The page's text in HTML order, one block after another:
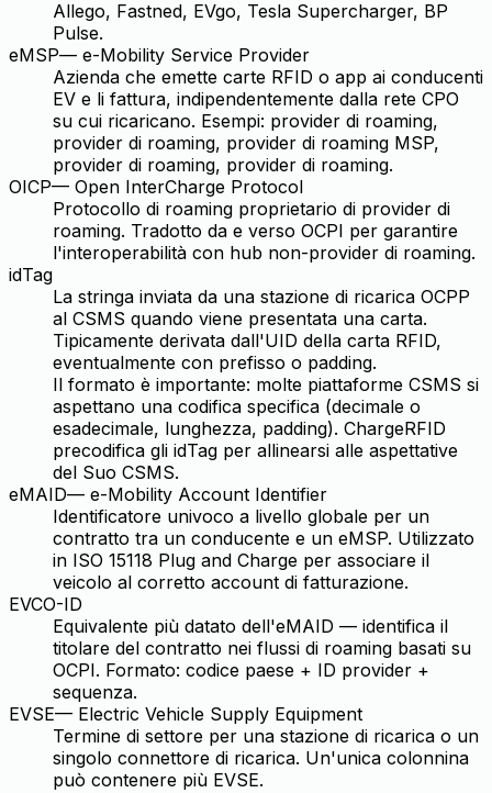
Allego, Fastned, EVgo, Tesla Supercharger, BP
Pulse.
eMSP— e-Mobility Service Provider
Azienda che emette carte RFID o app ai conducenti
EV e li fattura, indipendentemente dalla rete CPO
su cui ricaricano. Esempi: provider di roaming,
provider di roaming, provider di roaming MSP,
provider di roaming, provider di roaming.
OICP— Open InterCharge Protocol
Protocollo di roaming proprietario di provider di
roaming. Tradotto da e verso OCPI per garantire
l'interoperabilità con hub non-provider di roaming.
idTag
La stringa inviata da una stazione di ricarica OCPP
al CSMS quando viene presentata una carta.
Tipicamente derivata dall'UID della carta RFID,
eventualmente con prefisso o padding.
Il formato è importante: molte piattaforme CSMS si
aspettano una codifica specifica (decimale o
esadecimale, lunghezza, padding). ChargeRFID
precodifica gli idTag per allinearsi alle aspettative
del Suo CSMS.
eMAID— e-Mobility Account Identifier
Identificatore univoco a livello globale per un
contratto tra un conducente e un eMSP. Utilizzato
in ISO 15118 Plug and Charge per associare il
veicolo al corretto account di fatturazione.
EVCO-ID
Equivalente più datato dell'eMAID — identifica il
titolare del contratto nei flussi di roaming basati su
OCPI. Formato: codice paese + ID provider +
sequenza.
EVSE— Electric Vehicle Supply Equipment
Termine di settore per una stazione di ricarica o un
singolo connettore di ricarica. Un'unica colonnina
può contenere più EVSE.